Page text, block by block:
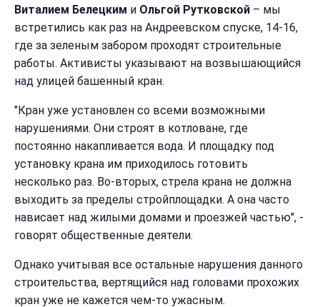
Виталием Белецким и Ольгой Рутковской – мы
встретились как раз на Андреевском спуске, 14-16,
где за зеленым забором проходят строительные
работы. Активисты указывают на возвышающийся
над улицей башенный кран.
"Кран уже установлен со всеми возможными
нарушениями. Они строят в котловане, где
постоянно накапливается вода. И площадку под
установку крана им приходилось готовить
несколько раз. Во-вторых, стрела крана не должна
выходить за пределы стройплощадки. А она часто
нависает над жилыми домами и проезжей частью", -
говорят общественные деятели.
Однако учитывая все остальные нарушения данного
строительства, вертящийся над головами прохожих
кран уже не кажется чем-то ужасным.